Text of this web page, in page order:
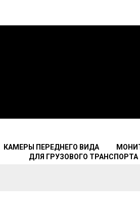
КАМЕРЫ ПЕРЕДНЕГО ВИДА
ДЛЯ ГРУЗОВОГО ТРАНСПОРТА